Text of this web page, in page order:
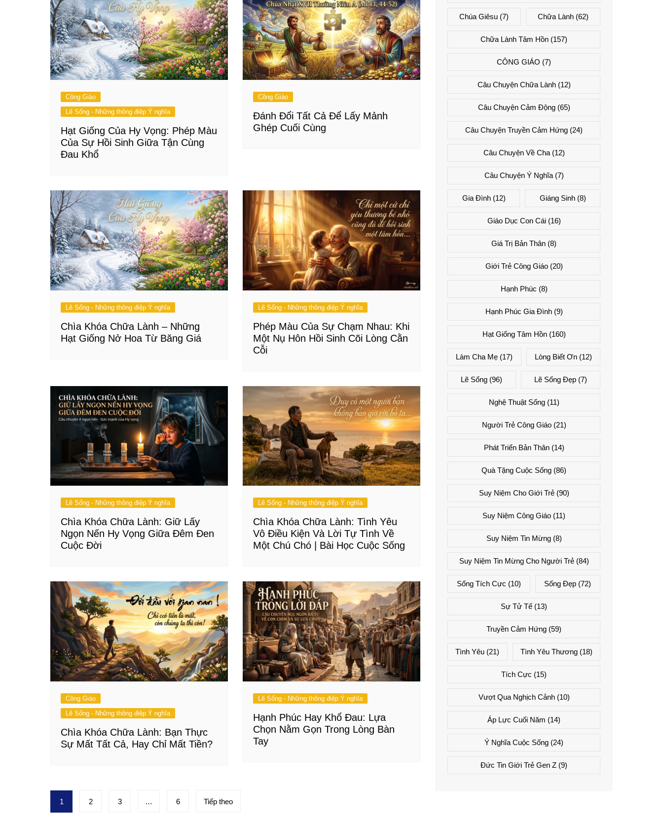
Công Giáo
Lẽ Sống - Những thông điệp Ý nghĩa
Hạt Giống Của Hy Vọng: Phép Màu
Của Sự Hồi Sinh Giữa Tận Cùng
Đau Khổ
Công Giáo
Đánh Đổi Tất Cả Để Lấy Mảnh
Ghép Cuối Cùng
Lẽ Sống - Những thông điệp Ý nghĩa
Chìa Khóa Chữa Lành – Những
Hạt Giống Nở Hoa Từ Băng Giá
Lẽ Sống - Những thông điệp Ý nghĩa
Phép Màu Của Sự Chạm Nhau: Khi
Một Nụ Hôn Hồi Sinh Cõi Lòng Cằn
Cỗi
Lẽ Sống - Những thông điệp Ý nghĩa
Chìa Khóa Chữa Lành: Giữ Lấy
Ngọn Nến Hy Vọng Giữa Đêm Đen
Cuộc Đời
Lẽ Sống - Những thông điệp Ý nghĩa
Chìa Khóa Chữa Lành: Tình Yêu
Vô Điều Kiện Và Lời Tự Tình Về
Một Chú Chó | Bài Học Cuộc Sống
Công Giáo
Lẽ Sống - Những thông điệp Ý nghĩa
Chìa Khóa Chữa Lành: Bạn Thực
Sự Mất Tất Cả, Hay Chỉ Mất Tiền?
Lẽ Sống - Những thông điệp Ý nghĩa
Hạnh Phúc Hay Khổ Đau: Lựa
Chọn Nằm Gọn Trong Lòng Bàn
Tay
Phân
1 2 3 … 6 Tiếp theo
Chúa Giêsu (7) Chữa Lành(62)
Chữa Lành Tâm Hồn (157)
CÔNG GIÁO (7)
Câu Chuyện Chữa Lành(12)
Câu Chuyện Cảm Động(65)
Câu Chuyện Truyền Cảm Hứng (24)
Câu Chuyện Về Cha(12)
Câu Chuyện Ý Nghĩa(7)
Gia Đình(12) Giáng Sinh(8)
Giáo Dục Con Cái(16)
Giá Trị Bản Thân (8)
Giới Trẻ Công Giáo(20)
Hạnh Phúc (8)
Hạnh Phúc Gia Đình(9)
Hạt Giống Tâm Hồn(160)
Làm Cha Mẹ (17) Lòng Biết Ơn(12)
Lẽ Sống (96) Lẽ Sống Đẹp(7)
Nghệ Thuật Sống(11)
Người Trẻ Công Giáo(21)
Phát Triển Bản Thân(14)
Quà Tặng Cuộc Sống (86)
Suy Niệm Cho Giới Trẻ(90)
Suy Niệm Công Giáo (11)
Suy Niệm Tin Mừng(8)
Suy Niệm Tin Mừng Cho Người Trẻ(84)
Sống Tích Cực (10) Sống Đẹp (72)
Sự Tử Tế (13)
Truyền Cảm Hứng (59)
Tình Yêu (21) Tình Yêu Thương(18)
Tích Cực (15)
Vượt Qua Nghịch Cảnh(10)
Áp Lực Cuối Năm (14)
Ý Nghĩa Cuộc Sống (24)
Đức Tin Giới Trẻ Gen Z (9)